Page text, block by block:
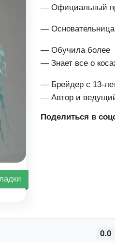
— Официальный
— Основательница
— Обучила более
— Знает все о
— Брейдер с 13-
— Автор и
Поделиться в
0.0